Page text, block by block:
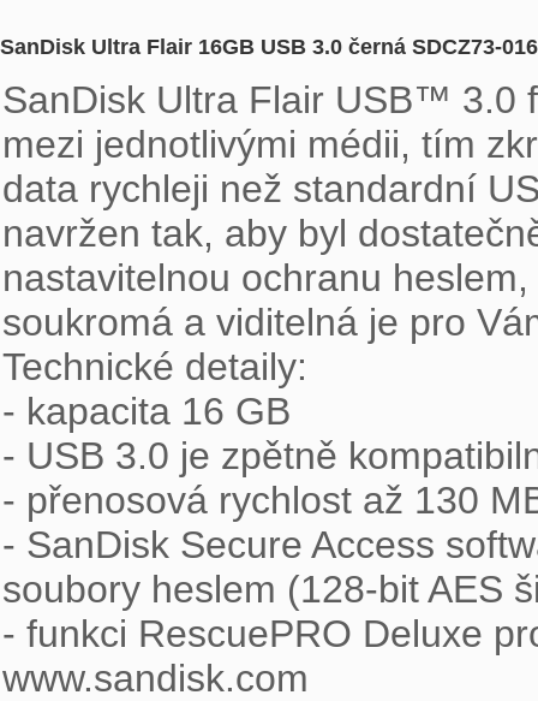
SanDisk Ultra Flair 16GB USB 3.0 černá SDCZ73-
SanDisk Ultra Flair USB™ 3.0
mezi jednotlivými médii, tím
data rychleji než standardní
navržen tak, aby byl
nastavitelnou ochranu
soukromá a viditelná je pro
Technické detaily:
- kapacita 16 GB
- USB 3.0 je zpětně
- přenosová rychlost až 130
- SanDisk Secure Access
soubory heslem (128-bit AES
- funkci RescuePRO Deluxe
www.sandisk.com